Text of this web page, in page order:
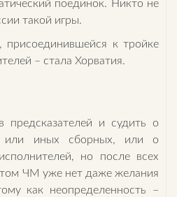
поединок. Никто не
такой игры.
к тройке
– стала Хорватия.
и судить о
или иных сборных, или о
но после всех
ЧМ уже нет даже желания
как неопределенность –